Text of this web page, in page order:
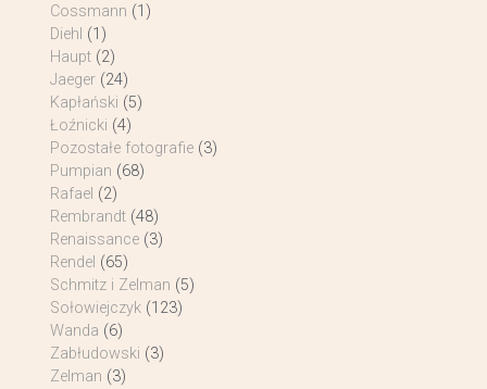
Cossmann (1)
Diehl (1)
Haupt (2)
Jaeger (24)
Kapłański (5)
Łoźnicki (4)
Pozostałe fotografie (3)
Pumpian (68)
Rafael (2)
Rembrandt (48)
Renaissance (3)
Rendel (65)
Schmitz i Zelman (5)
Sołowiejczyk (123)
Wanda (6)
Zabłudowski (3)
Zelman (3)